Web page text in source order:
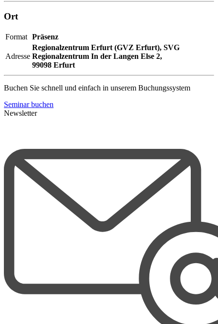
Ort
Format Präsenz
Adresse
Regionalzentrum Erfurt (GVZ Erfurt), SVG
Regionalzentrum In der Langen Else 2,
99098 Erfurt
Buchen Sie schnell und einfach in unserem Buchungssystem
Seminar buchen
Newsletter